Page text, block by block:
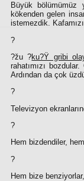
Büyük bölümümüz
kökenden gelen
istemezdik.
?
?žu ?ku?Ÿ gribi
rahatımızı
Ardından da çok
?
Televizyon
?
Hem bizdendiler,
?
Hem bize